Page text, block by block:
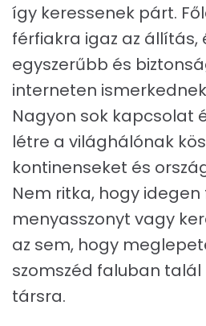
így keressenek párt.
férfiakra igaz az állítás,
egyszerűbb és
interneten
Nagyon sok kapcsolat
létre a világhálónak
kontinenseket és
Nem ritka, hogy
menyasszonyt vagy
az sem, hogy
szomszéd faluban
társra.